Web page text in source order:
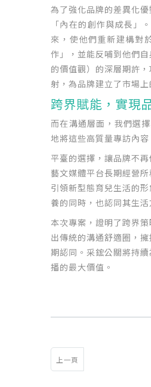
為了強化品牌的差異化
「內在的創作與成長」
來，使他們重新建構對
作」，並能反哺到他們
的價值觀）的深層期許
射，為品牌建立了市場
跨界賦能，實現
而在溝通層面，我們選
地將這些高質量專訪內
平臺的選擇，讓品牌不
藝文媒體平台長期經營
引領新型態育兒生活的
養的同時，也認同其生
本次專案，證明了跨界
出傳統的溝通舒適圈，
期認同。采鋐公關將持
播的最大價值。
上一頁